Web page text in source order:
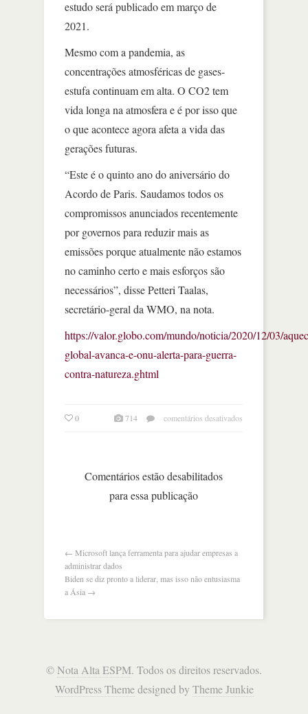
estudo será publicado em março de
2021.
Mesmo com a pandemia, as
concentrações atmosféricas de gases-
estufa continuam em alta. O CO2 tem
vida longa na atmosfera e é por isso que
o que acontece agora afeta a vida das
gerações futuras.
“Este é o quinto ano do aniversário do
Acordo de Paris. Saudamos todos os
compromissos anunciados recentemente
por governos para reduzir mais as
emissões porque atualmente não estamos
no caminho certo e mais esforços são
necessários”, disse Petteri Taalas,
secretário-geral da WMO, na nota.
https://valor.globo.com/mundo/noticia/2020/12/03/
global-avanca-e-onu-alerta-para-guerra-
contra-natureza.ghtml
0 714 comentários desativados
Comentários estão desabilitados
para essa publicação
← Microsoft lança ferramenta para ajudar empresas a
administrar dados
Biden se diz pronto a liderar, mas isso não entusiasma
a Ásia →
©Nota Alta ESPM. Todos os direitos reservados.
WordPress Themedesigned by Theme Junkie